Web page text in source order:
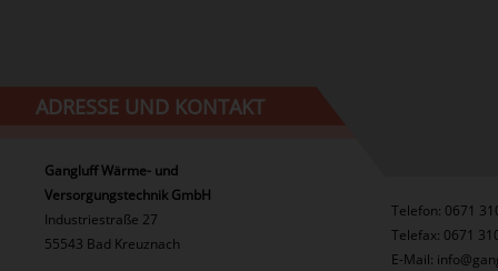
ADRESSE UND KONTAKT
Gangluff Wärme- und
Versorgungstechnik GmbH
Industriestraße 27
55543 Bad Kreuznach
Telefon: 0671
Telefax: 0671
E-Mail: